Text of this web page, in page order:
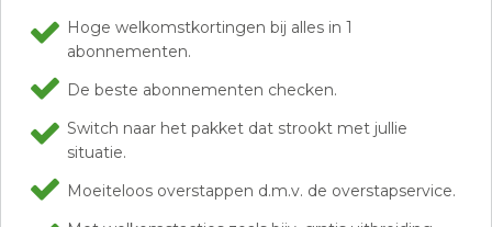
Hoge welkomstkortingen bij alles in 1
abonnementen.
De beste abonnementen checken.
Switch naar het pakket dat strookt met jullie
situatie.
Moeiteloos overstappen d.m.v. de overstapservice.